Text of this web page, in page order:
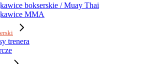
bokserskie / Muay Thai
MMA
trenera